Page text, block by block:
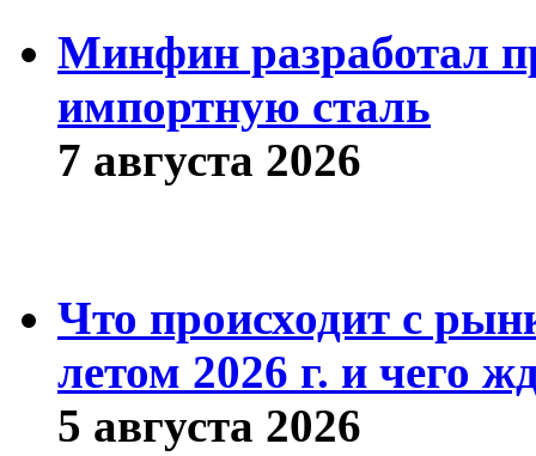
Минфин разработал
импортную сталь
7 августа 2026
Что происходит с
летом 2026 г. и чего
5 августа 2026